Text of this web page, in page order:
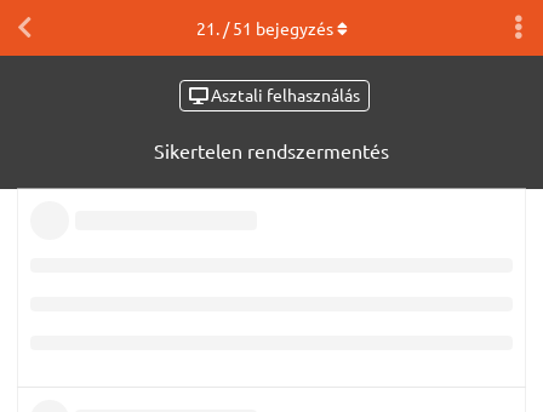
Asztali felhasználás
Sikertelen rendszermentés
21. /51 bejegyzés